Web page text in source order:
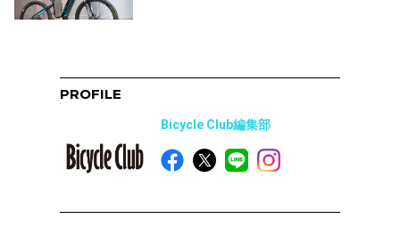
PROFILE
Bicycle Club編集部